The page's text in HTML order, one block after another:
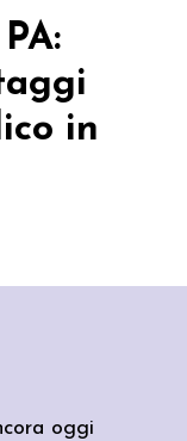
in
oggi